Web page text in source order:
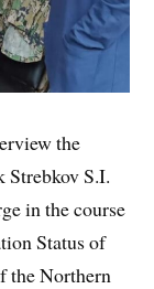
the
S.I.
in the course
Status of
the Northern